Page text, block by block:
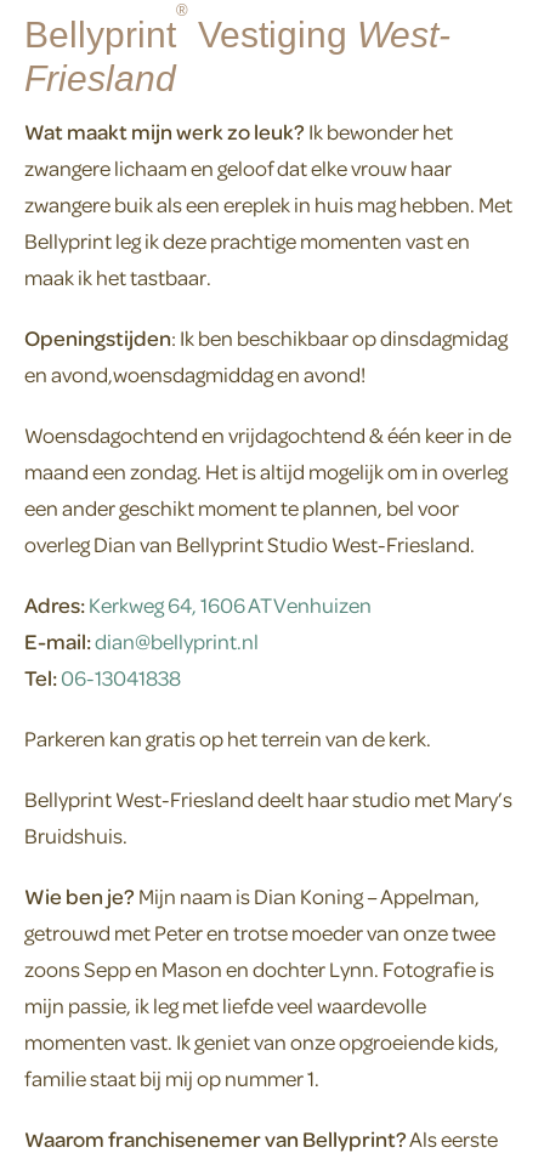
Bellyprint
®
Vestiging West-
Friesland
Wat maakt mijn werk zo leuk? Ik bewonder het
zwangere lichaam en geloof dat elke vrouw haar
zwangere buik als een ereplek in huis mag hebben. Met
Bellyprint leg ik deze prachtige momenten vast en
maak ik het tastbaar.
Openingstijden: Ik ben beschikbaar op dinsdagmidag
en avond,woensdagmiddag en avond!
Woensdagochtend en vrijdagochtend & één keer in de
maand een zondag. Het is altijd mogelijk om in overleg
een ander geschikt moment te plannen, bel voor
overleg Dian van Bellyprint Studio West-Friesland.
Adres:Kerkweg 64, 1606 AT Venhuizen
E-mail:dian@bellyprint.nl
Tel:06-13041838
Parkeren kan gratis op het terrein van de kerk.
Bellyprint West-Friesland deelt haar studio met Mary’s
Bruidshuis.
Wie ben je? Mijn naam is Dian Koning – Appelman,
getrouwd met Peter en trotse moeder van onze twee
zoons Sepp en Mason en dochter Lynn. Fotografie is
mijn passie, ik leg met liefde veel waardevolle
momenten vast. Ik geniet van onze opgroeiende kids,
familie staat bij mij op nummer 1.
Waarom franchisenemer van Bellyprint?Als eerste